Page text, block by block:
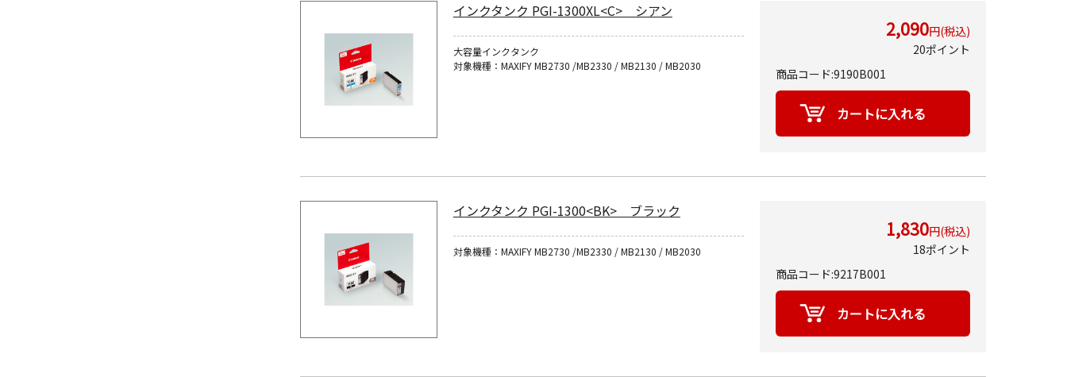
インクタンク PGI-1300XL<C> シアン
大容量インクタンク
対象機種：MAXIFY MB2730 /MB2330 / MB2130 / MB2030
2,090円(税込)
20ポイント
商品コード:9190B001
インクタンク PGI-1300<BK> ブラック
対象機種：MAXIFY MB2730 /MB2330 / MB2130 / MB2030
1,830円(税込)
18ポイント
商品コード:9217B001